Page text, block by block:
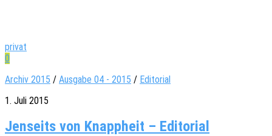
privat
0
Archiv 2015 / Ausgabe 04 - 2015 / Editorial
1. Juli 2015
Jenseits von Knappheit – Editorial